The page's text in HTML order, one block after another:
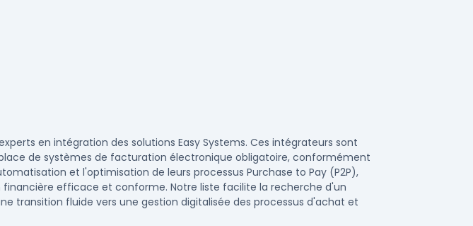
en intégration des solutions Easy Systems. Ces intégrateurs sont
de systèmes de facturation électronique obligatoire, conformément
et l'optimisation de leurs processus Purchase to Pay (P2P),
efficace et conforme. Notre liste facilite la recherche d'un
transition fluide vers une gestion digitalisée des processus d'achat et